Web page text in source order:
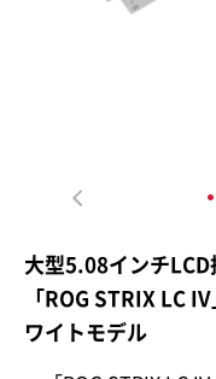
大型5.08インチLCD
「ROG STRIX LC
ワイトモデル